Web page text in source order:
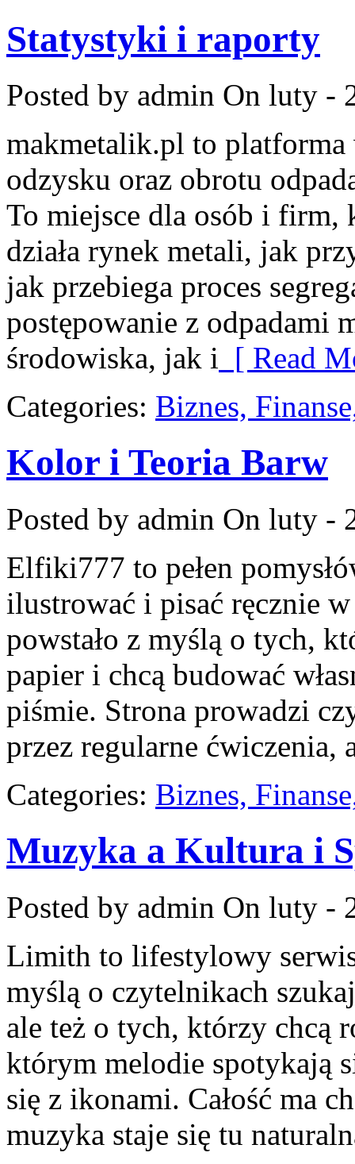
Statystyki i raporty
Posted by admin On luty -
makmetalik.pl to
odzysku oraz obrotu
To miejsce dla osób i firm,
działa rynek metali, jak
jak przebiega proces
postępowanie z odpadami
środowiska, jak i [ Read
Categories: Biznes,
Kolor i Teoria Barw
Posted by admin On luty -
Elfiki777 to pełen
ilustrować i pisać ręcznie
powstało z myślą o tych,
papier i chcą budować
piśmie. Strona prowadzi
przez regularne ćwiczenia,
Categories: Biznes,
Muzyka a Kultura i
Posted by admin On luty -
Limith to lifestylowy
myślą o czytelnikach
ale też o tych, którzy chcą
którym melodie spotykają
się z ikonami. Całość ma
muzyka staje się tu